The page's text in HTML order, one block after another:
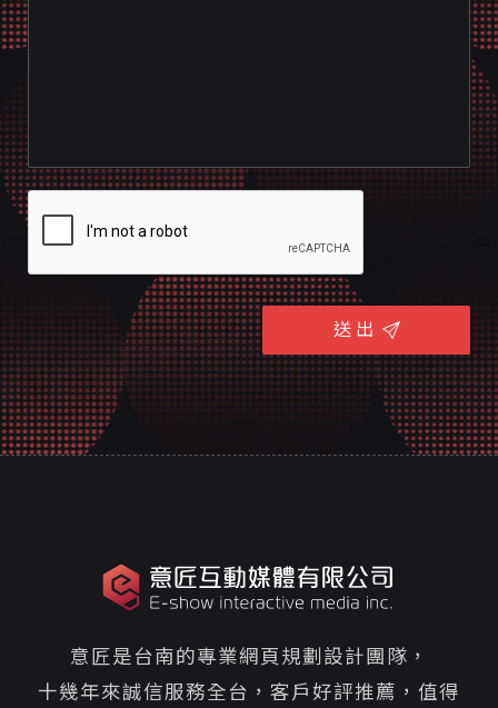
送 出
意匠是台南的專業網頁規劃設計團隊，
十幾年來誠信服務全台，客戶好評推薦，值得